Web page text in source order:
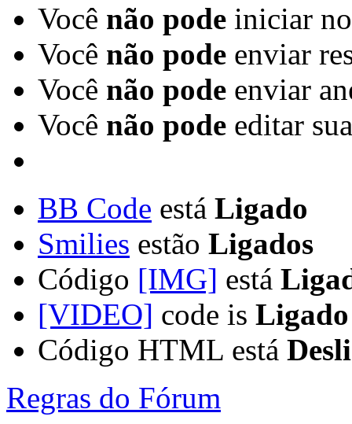
Você não pode iniciar
Você não pode enviar
Você não pode enviar
Você não pode editar
BB Code está Ligado
Smilies estão Ligados
Código [IMG] está
[VIDEO] code is Ligado
Código HTML está
Regras do Fórum